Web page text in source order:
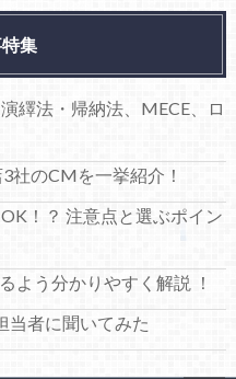
集
繹法・帰納法、MECE、ロ
社のCMを一挙紹介！
！？ 注意点と選ぶポイン
よう分かりやすく解説 ！
当者に聞いてみた